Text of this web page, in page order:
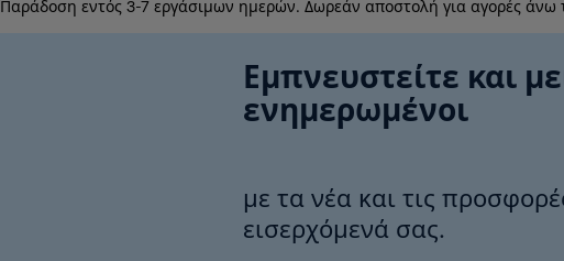
Παράδοση εντός 3-7 εργάσιμων ημερών. Δωρεάν αποστολή για αγορές άνω
Εμπνευστείτε και
ενημερωμένοι
με τα νέα και τις
εισερχόμενά σας.